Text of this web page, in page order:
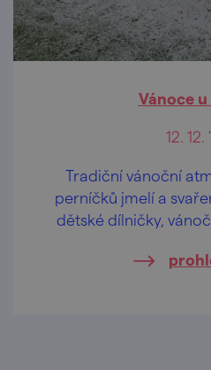
Vánoce
12. 12.
Tradiční vánoční
perníčků jmelí a
dětské dílničky,